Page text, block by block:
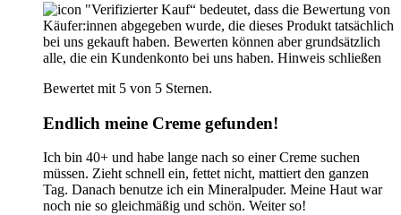
"Verifizierter Kauf“ bedeutet, dass die Bewertung von
Käufer:innen abgegeben wurde, die dieses Produkt tatsächlich
bei uns gekauft haben. Bewerten können aber grundsätzlich
alle, die ein Kundenkonto bei uns haben. Hinweis schließen
Bewertet mit 5 von 5 Sternen.
Endlich meine Creme gefunden!
Ich bin 40+ und habe lange nach so einer Creme suchen
müssen. Zieht schnell ein, fettet nicht, mattiert den ganzen
Tag. Danach benutze ich ein Mineralpuder. Meine Haut war
noch nie so gleichmäßig und schön. Weiter so!